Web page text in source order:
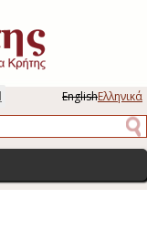
EnglishΕλληνικά